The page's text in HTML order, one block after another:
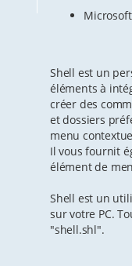
Shell est un
éléments à
créer des
et dossiers
menu
Il vous fournit
élément de
Shell est un
sur votre PC.
"shell.shl".